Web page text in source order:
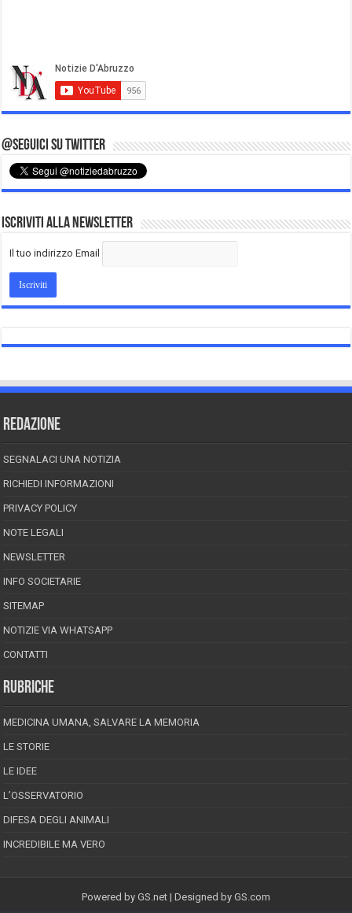
@Seguici su Twitter
Iscriviti alla Newsletter
Il tuo indirizzo Email
REDAZIONE
SEGNALACI UNA NOTIZIA
RICHIEDI INFORMAZIONI
PRIVACY POLICY
NOTE LEGALI
NEWSLETTER
INFO SOCIETARIE
SITEMAP
NOTIZIE VIA WHATSAPP
CONTATTI
RUBRICHE
MEDICINA UMANA, SALVARE LA MEMORIA
LE STORIE
LE IDEE
L’OSSERVATORIO
DIFESA DEGLI ANIMALI
INCREDIBILE MA VERO
Powered by GS.net | Designed by GS.com